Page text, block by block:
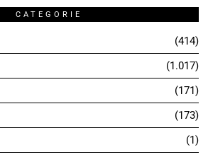
CATEGORIE
414
1.017
171
173
1